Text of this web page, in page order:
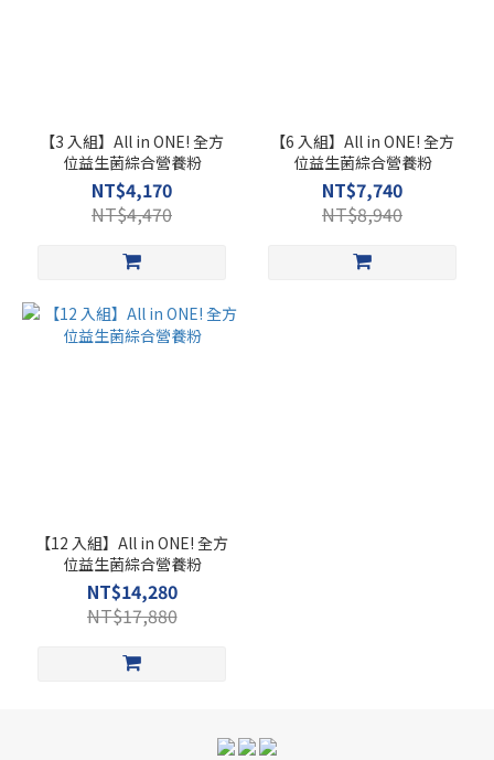
【3 入組】All in ONE! 全方
位益生菌綜合營養粉
NT$4,170
NT$4,470
【6 入組】All in ONE! 全方
位益生菌綜合營養粉
NT$7,740
NT$8,940
【12 入組】All in ONE! 全方
位益生菌綜合營養粉
NT$14,280
NT$17,880